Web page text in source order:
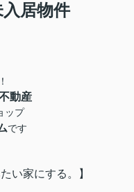
居物件
動産
ップ
です
い家にする。】